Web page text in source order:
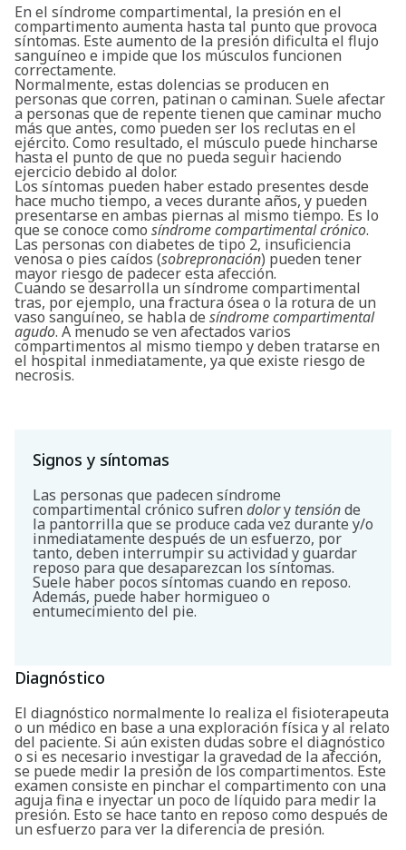
En el síndrome compartimental, la presión en el
compartimento aumenta hasta tal punto que provoca
síntomas. Este aumento de la presión dificulta el flujo
sanguíneo e impide que los músculos funcionen
correctamente.
Normalmente, estas dolencias se producen en
personas que corren, patinan o caminan. Suele afectar
a personas que de repente tienen que caminar mucho
más que antes, como pueden ser los reclutas en el
ejército. Como resultado, el músculo puede hincharse
hasta el punto de que no pueda seguir haciendo
ejercicio debido al dolor.
Los síntomas pueden haber estado presentes desde
hace mucho tiempo, a veces durante años, y pueden
presentarse en ambas piernas al mismo tiempo. Es lo
que se conoce como síndrome compartimental crónico.
Las personas con diabetes de tipo 2, insuficiencia
venosa o pies caídos (sobrepronación) pueden tener
mayor riesgo de padecer esta afección.
Cuando se desarrolla un síndrome compartimental
tras, por ejemplo, una fractura ósea o la rotura de un
vaso sanguíneo, se habla de síndrome compartimental
agudo. A menudo se ven afectados varios
compartimentos al mismo tiempo y deben tratarse en
el hospital inmediatamente, ya que existe riesgo de
necrosis.
Signos y síntomas
Las personas que padecen síndrome
compartimental crónico sufren dolory tensiónde
la pantorrilla que se produce cada vez durante y/o
inmediatamente después de un esfuerzo, por
tanto, deben interrumpir su actividad y guardar
reposo para que desaparezcan los síntomas.
Suele haber pocos síntomas cuando en reposo.
Además, puede haber hormigueo o
entumecimiento del pie.
Diagnóstico
El diagnóstico normalmente lo realiza el fisioterapeuta
o un médico en base a una exploración física y al relato
del paciente. Si aún existen dudas sobre el diagnóstico
o si es necesario investigar la gravedad de la afección,
se puede medir la presión de los compartimentos. Este
examen consiste en pinchar el compartimento con una
aguja fina e inyectar un poco de líquido para medir la
presión. Esto se hace tanto en reposo como después de
un esfuerzo para ver la diferencia de presión.